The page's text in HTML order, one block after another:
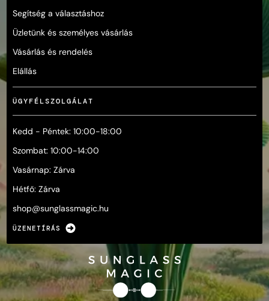
Segítség a választáshoz
Üzletünk és személyes vásárlás
Vásárlás és rendelés
Elállás
ÜGYFÉLSZOLGÁLAT
Kedd - Péntek: 10:00-18:00
Szombat: 10:00-14:00
Vasárnap: Zárva
Hétfő: Zárva
shop@sunglassmagic.hu
ÜZENETÍRÁS